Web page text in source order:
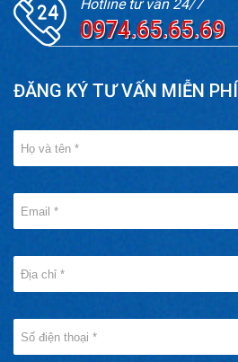
Hotline tư vấn 24/7
0974.65.65.69
ĐĂNG KÝ TƯ VẤN MIỄN PHÍ